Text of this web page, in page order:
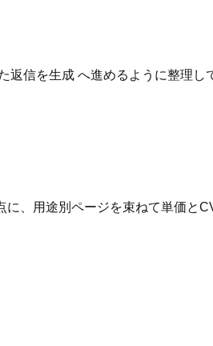
信を生成 へ進めるように整理
、用途別ページを束ねて単価と